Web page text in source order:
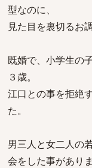
型なのに、
見た目を裏切るお
既婚で、小学生の
３歳。
江口との事を拒絶
た。
男三人と女二人の
会をした事がありま